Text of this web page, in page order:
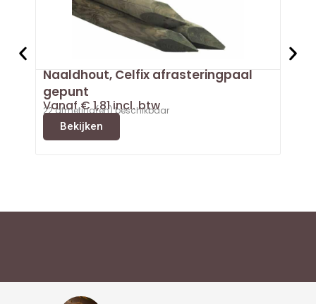
Naaldhout, Celfix afrasteringpaal
gepunt
Vanaf€1,81incl. btw
22 afmeting(en) beschikbaar
Bekijken